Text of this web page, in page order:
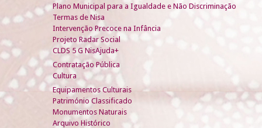
Plano Municipal para a Igualdade e Não Discriminação
Termas de Nisa
Intervenção Precoce na Infância
Projeto Radar Social
CLDS 5 G NisAjuda+
Contratação Pública
Cultura
Equipamentos Culturais
Património Classificado
Monumentos Naturais
Arquivo Histórico